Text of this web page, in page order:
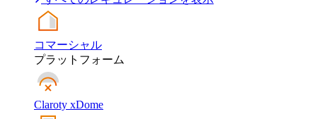
コマーシャル
プラットフォーム
Claroty xDome